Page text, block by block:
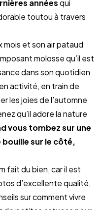
années qui
toutou à travers
mois et son air pataud
molosse qu’il est
dans son quotidien
activité, en train de
les joies de l’automne
qu’il adore la nature
vous tombez sur une
sur le côté,
fait du bien, car il est
d’excellente qualité,
sur comment vivre